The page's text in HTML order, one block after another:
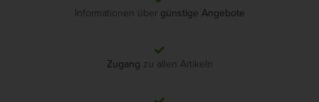
Informationen über günstige Angebote
Zugang zu allen Artikeln